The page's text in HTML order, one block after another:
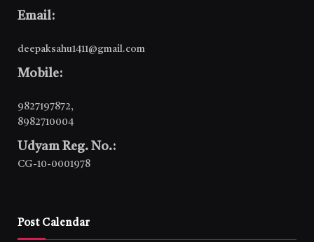
Email:
deepaksahu1411@gmail.com
Mobile:
9827197872,
8982710004
Udyam Reg. No.:
CG-10-0001978
Post Calendar